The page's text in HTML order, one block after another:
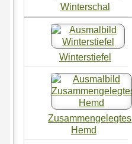
Winterschal
Winterstiefel
Zusammengelegtes
Hemd